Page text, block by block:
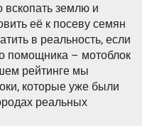
землю и
её к посеву семян
в реальность, если
помощника – мотоблок
рейтинге мы
которые уже были
реальных